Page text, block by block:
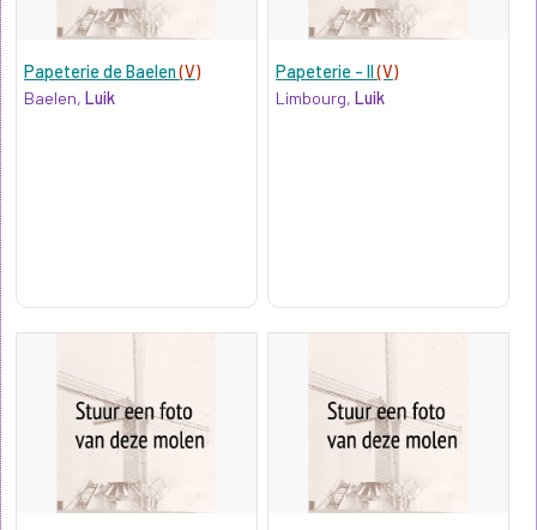
Papeterie de Baelen(V)
Baelen, Luik
Papeterie - II(V)
Limbourg,Luik